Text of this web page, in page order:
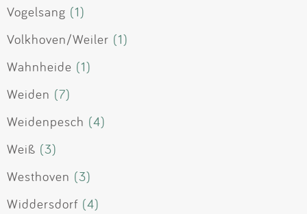
Vogelsang (1)
Volkhoven/Weiler (1)
Wahnheide (1)
Weiden (7)
Weidenpesch (4)
Weiß (3)
Westhoven (3)
Widdersdorf (4)